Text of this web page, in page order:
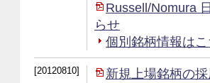
Russell/Nomura
らせ
個別銘柄情報は
[20120810]
新規上場銘柄の